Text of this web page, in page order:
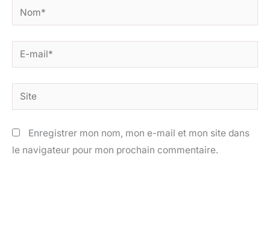
Nom*
E-
mail*
Site
Enregistrer mon nom, mon e-mail et mon site dans
le navigateur pour mon prochain commentaire.